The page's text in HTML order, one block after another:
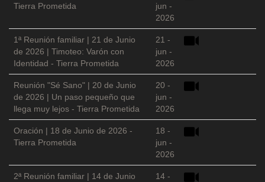
Tierra Prometida
jun -
2026
1ª Reunión familiar | 21 de Junio
de 2026 | Timoteo: Varón con
Identidad - Tierra Prometida
21 -
jun -
2026
Reunión "Sé Sano" | 20 de Junio
de 2026 | Un paso pequeño que
llega muy lejos - Tierra Prometida
20 -
jun -
2026
Oración | 18 de Junio de 2026 -
Tierra Prometida
18 -
jun -
2026
2ª Reunión familiar | 14 de Junio
14 -